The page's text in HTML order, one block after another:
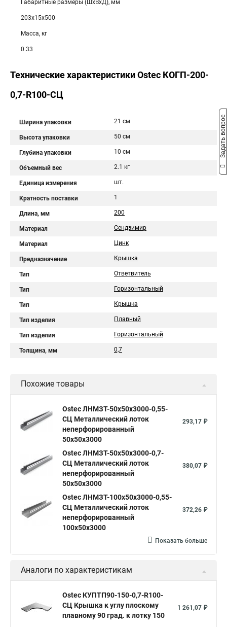
Габаритные размеры (ШхВхД), мм
203х15х500
Масса, кг
0.33
Технические характеристики Ostec КОГП-200-
0,7-R100-СЦ
Ширина упаковки 21 см
Высота упаковки 50 см
Глубина упаковки 10 см
Объемный вес 2.1 кг
Единица измерения шт.
Кратность поставки 1
Длина, мм 200
Материал Сендзимир
Материал Цинк
Предназначение Крышка
Тип Ответвитель
Тип Горизонтальный
Тип Крышка
Тип изделия Плавный
Тип изделия Горизонтальный
Толщина, мм 0,7
Похожие товары
Ostec ЛНМЗТ-50х50х3000-0,55-
СЦ Металлический лоток
неперфорированный
50х50х3000
293,17 ₽
Ostec ЛНМЗТ-50х50х3000-0,7-
СЦ Металлический лоток
неперфорированный
50х50х3000
380,07 ₽
Ostec ЛНМЗТ-100х50х3000-0,55-
СЦ Металлический лоток
неперфорированный
100х50х3000
372,26 ₽
Показать больше
Аналоги по характеристикам
Ostec КУПТП90-150-0,7-R100-
СЦ Крышка к углу плоскому
плавному 90 град. к лотку 150
1 261,07 ₽
Задать вопрос